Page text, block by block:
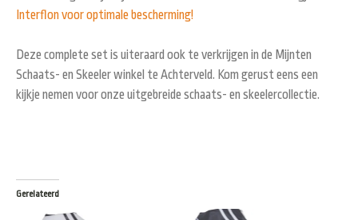
Interflon voor optimale bescherming!
Deze complete set is uiteraard ook te verkrijgen in de Mijnten
Schaats- en Skeeler winkel te Achterveld. Kom gerust eens een
kijkje nemen voor onze uitgebreide schaats- en skeelercollectie.
Gerelateerd